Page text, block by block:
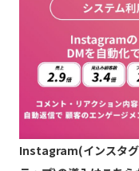
Instagram(インスタ